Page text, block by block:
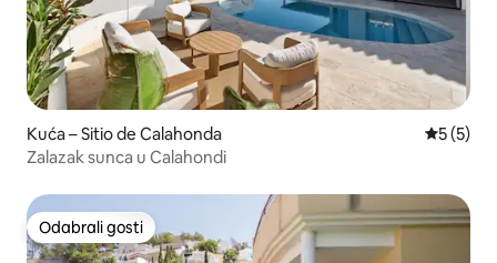
Kuća – Sitio de Calahonda
5 (5)
Zalazak sunca u Calahondi
Odabrali gosti
Odabrali gosti